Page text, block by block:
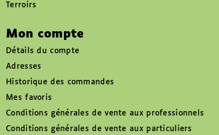
Terroirs
Mon compte
Détails du compte
Adresses
Historique des commandes
Mes favoris
Conditions générales de vente aux professionnels
Conditions générales de vente aux particuliers